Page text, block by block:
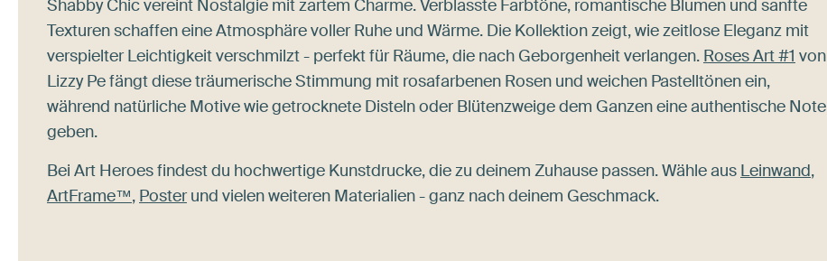
Shabby Chic vereint Nostalgie mit zartem Charme. Verblasste Farbtöne, romantische Blumen und sanfte
Texturen schaffen eine Atmosphäre voller Ruhe und Wärme. Die Kollektion zeigt, wie zeitlose Eleganz mit
verspielter Leichtigkeit verschmilzt - perfekt für Räume, die nach Geborgenheit verlangen. Roses Art #1 von
Lizzy Pe fängt diese träumerische Stimmung mit rosafarbenen Rosen und weichen Pastelltönen ein,
während natürliche Motive wie getrocknete Disteln oder Blütenzweige dem Ganzen eine authentische Note
geben.
Bei Art Heroes findest du hochwertige Kunstdrucke, die zu deinem Zuhause passen. Wähle aus Leinwand,
ArtFrame™, Posterund vielen weiteren Materialien - ganz nach deinem Geschmack.